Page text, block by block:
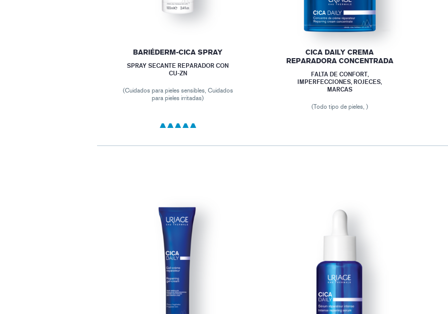
BARIÉDERM-CICA SPRAY
SPRAY SECANTE REPARADOR CON
CU-ZN
(Cuidados para pieles sensibles, Cuidados
para pieles irritadas)
CICA DAILY CREMA
REPARADORA CONCENTRADA
FALTA DE CONFORT,
IMPERFECCIONES, ROJECES,
MARCAS
(Todo tipo de pieles, )